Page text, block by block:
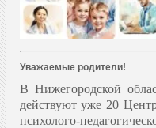
Уважаемые родители!
В Нижегородской
действуют уже 20
психолого-